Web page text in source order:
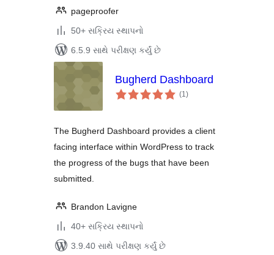
pageproofer
50+ સક્રિય સ્થાપનો
6.5.9 સાથે પરીક્ષણ કર્યું છે
Bugherd Dashboard
(1કુલ
રેટિંગ્સ
)
The Bugherd Dashboard provides a client
facing interface within WordPress to track
the progress of the bugs that have been
submitted.
Brandon Lavigne
40+ સક્રિય સ્થાપનો
3.9.40 સાથે પરીક્ષણ કર્યું છે